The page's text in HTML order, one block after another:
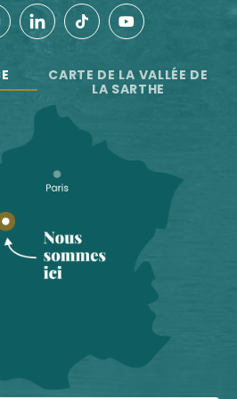
CARTE DE LA VALLÉE DE
LA SARTHE